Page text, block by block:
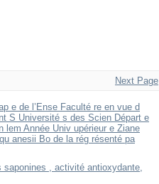
Next Page
e de l’Ense Faculté re en vue d
S Université s des Scien Départ e
lem Année Univ upérieur e Ziane
anesii Bo de la rég résenté pa
, activité antioxydante,